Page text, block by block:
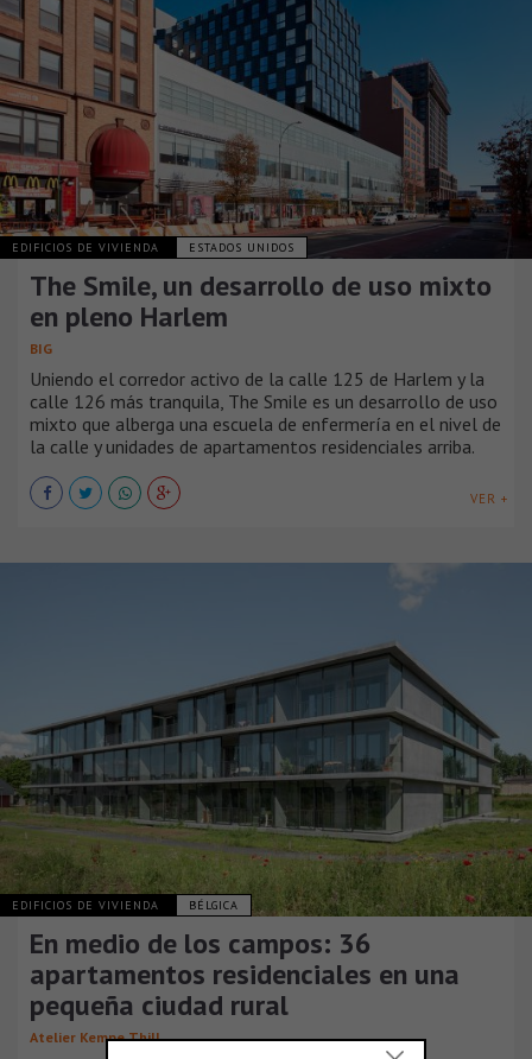
EDIFICIOS DE VIVIENDA ESTADOS UNIDOS
The Smile, un desarrollo de uso mixto
en pleno Harlem
BIG
Uniendo el corredor activo de la calle 125 de Harlem y la
calle 126 más tranquila, The Smile es un desarrollo de uso
mixto que alberga una escuela de enfermería en el nivel de
la calle y unidades de apartamentos residenciales arriba.
VER +
EDIFICIOS DE VIVIENDA BÉLGICA
En medio de los campos: 36
apartamentos residenciales en una
pequeña ciudad rural
Atelier Kempe Thill